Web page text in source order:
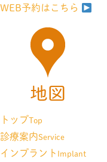
WEB予約はこちら
トップTop
診療案内Service
インプラント Implant